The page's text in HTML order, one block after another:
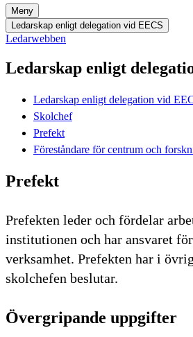
Meny
Ledarskap enligt delegation vid EECS
Ledarwebben
Ledarskap enligt
Ledarskap enligt delegation vid
Skolchef
Prefekt
Föreståndare för centrum och
Prefekt
Prefekten leder och fördelar
institutionen och har ansvaret
verksamhet. Prefekten har i
skolchefen beslutar.
Övergripande uppgifter